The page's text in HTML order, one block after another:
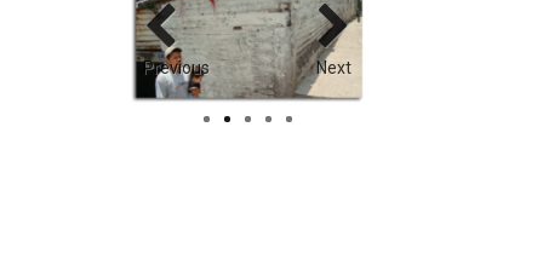
Previous Next